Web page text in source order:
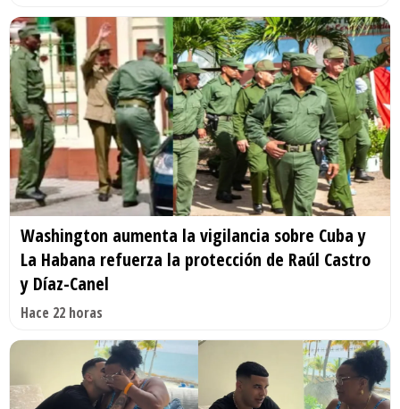
Washington aumenta la vigilancia sobre Cuba y
La Habana refuerza la protección de Raúl Castro
y Díaz-Canel
Hace 22 horas